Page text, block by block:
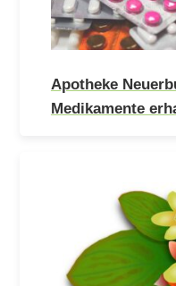
Apotheke
Medikamente